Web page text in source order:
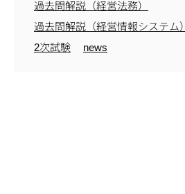
過去問解説（経営法務）
過去問解説（経営情報システム）
2次試験
news